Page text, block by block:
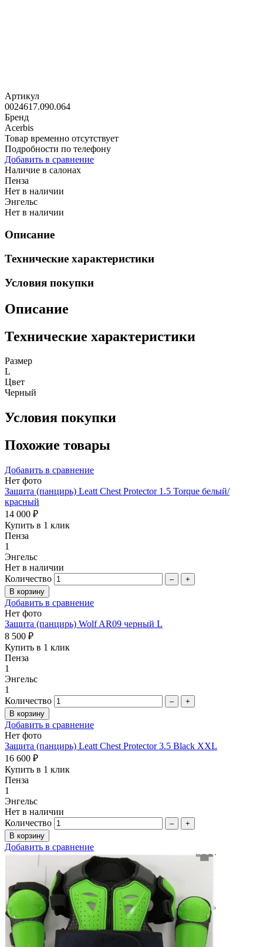
Артикул
0024617.090.064
Бренд
Acerbis
Товар временно отсутствует
Подробности по телефону
Добавить в сравнение
Наличие в салонах
Пенза
Нет в наличии
Энгельс
Нет в наличии
Описание
Технические характеристики
Условия покупки
Описание
Технические характеристики
Размер
L
Цвет
Черный
Условия покупки
Похожие товары
Добавить в сравнение
Нет фото
Защита (панцирь) Leatt Chest Protector 1.5 Torque белый/
красный
14 000 ₽
Купить в 1 клик
Пенза
1
Энгельс
Нет в наличии
Количество
– +
Добавить в сравнение
Нет фото
Защита (панцирь) Wolf AR09 черный L
8 500 ₽
Купить в 1 клик
Пенза
1
Энгельс
1
Количество
– +
Добавить в сравнение
Нет фото
Защита (панцирь) Leatt Chest Protector 3.5 Black XXL
16 600 ₽
Купить в 1 клик
Пенза
1
Энгельс
Нет в наличии
Количество
– +
Добавить в сравнение